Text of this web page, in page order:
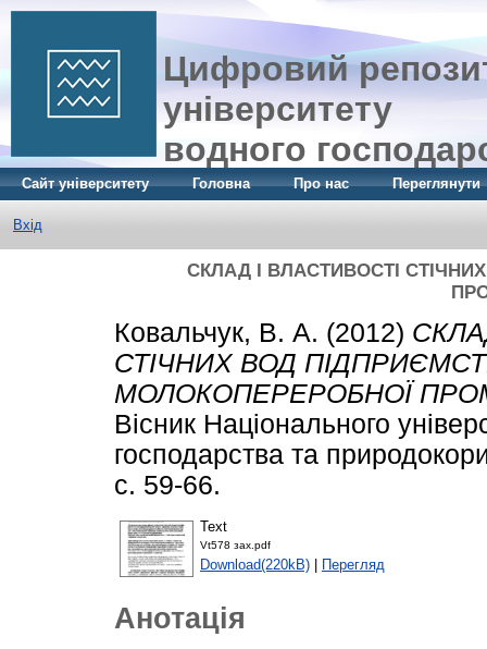
Цифровий
університету
водного
Сайт університету Головна Про нас Переглянути
Вхід
СКЛАД І ВЛАСТИВОСТІ
Ковальчук, В. А. (2012)
СТІЧНИХ ВОД
МОЛОКОПЕРЕРОБНОЇ
Вісник Національного
господарства та
с. 59-66.
Text
Vt578 зах.pdf
Download(220kB) | Перегляд
Анотація